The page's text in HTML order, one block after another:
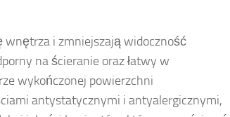
wnętrza i zmniejszają widoczność
na ścieranie oraz łatwy w
wykończonej powierzchni
antystatycznymi i antyalergicznymi,